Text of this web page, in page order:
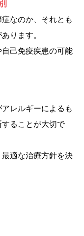
なのか、それとも
ります。
己免疫疾患の可能
レルギーによるも
ることが大切で
適な治療方針を決